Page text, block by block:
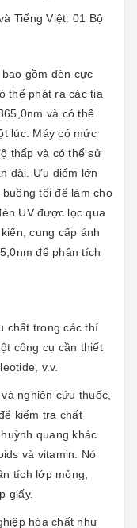
Tiếng Việt: 01 Bộ
gồm đèn cực
thể phát ra các tia
và có thể
lúc. Máy có mức
thấp và có thể sử
dài. Ưu điểm lớn
tối để làm cho
UV được lọc qua
cung cấp ánh
để phân tích
chất trong các thí
công cụ cần thiết
v.v.
nghiên cứu thuốc,
kiểm tra chất
quang khác
và vitamin. Nó
tích lớp mỏng,
giấy.
hóa chất như